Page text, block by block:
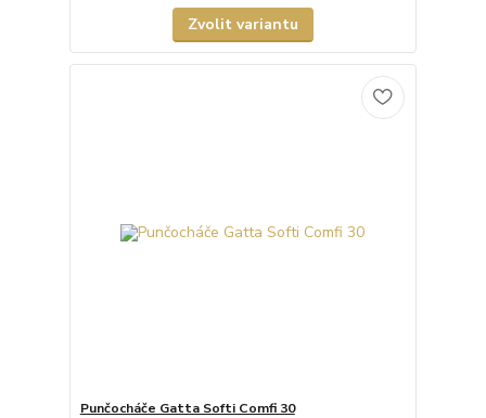
Zvolit variantu
Punčocháče Gatta Softi Comfi 30